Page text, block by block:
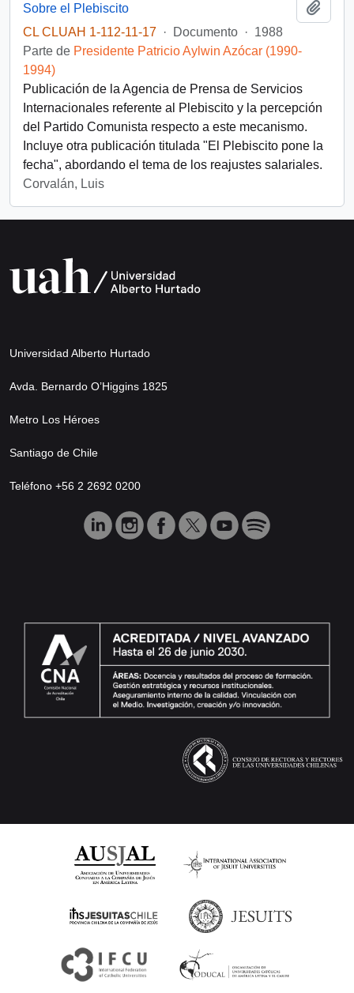
Sobre el Plebiscito
CL CLUAH 1-112-11-17 · Documento · 1988
Parte de Presidente Patricio Aylwin Azócar (1990-
1994)
Publicación de la Agencia de Prensa de Servicios
Internacionales referente al Plebiscito y la percepción
del Partido Comunista respecto a este mecanismo.
Incluye otra publicación titulada "El Plebiscito pone la
fecha", abordando el tema de los reajustes salariales.
Corvalán, Luis
Universidad Alberto Hurtado
Avda. Bernardo O’Higgins 1825
Metro Los Héroes
Santiago de Chile
Teléfono +56 2 2692 0200